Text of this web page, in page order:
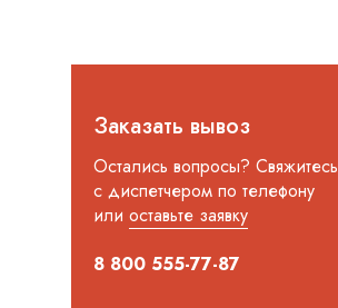
Остались вопросы? Свяжитесь
с диспетчером по телефону
или оставьте заявку
8 800 555-77-87
Заказать вывоз